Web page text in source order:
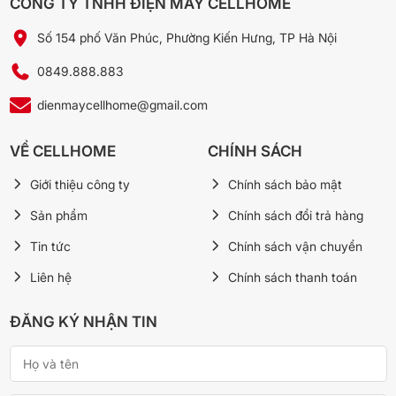
5. Gas R32 + chế độ vận hành êm
Gas R32 cho hiệu suất trao đổi nhiệt cao và giảm tác động
môi trường so với R410A đời trước. Dàn lạnh 9 kg gọn nhẹ,
Ưu điểm và nhược điểm thực tế
khí hậu miền Bắc.
Inverter dải rộng, giữ nhiệt ổn định, chạy êm ban
Mắt thần tránh thổi gió thẳng người + tự tiết kiệm
khi phòng vắng.
Số 154 phố Văn Phúc, Phường Kiến Hưng, TP Hà Nội
0849.888.883
dienmaycellhome@gmail.com
VỀ CELLHOME
Giới thiệu công ty
Sản phẩm
Tin tức
Liên hệ
CHÍNH SÁCH
Chính sách bảo mật
Chính sách đổi trả hàng
Chính sách vận chuyển
Chính sách thanh toán
ĐĂNG KÝ NHẬN TIN